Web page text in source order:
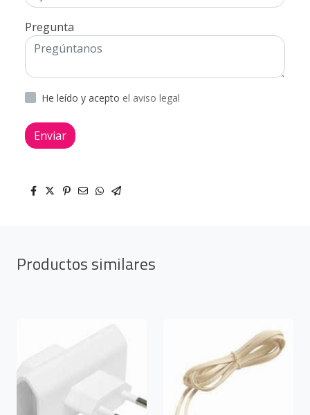
Pregunta
He leído y acepto el aviso legal
Enviar
Productos similares